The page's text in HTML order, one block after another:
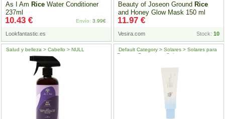
As I Am Rice Water Conditioner
237ml
Lookfantastic.es
10.43 € Envío: 3.99€
Beauty of Joseon Ground Rice
and Honey Glow Mask 150 ml
Vesira.com Stock: 10
11.97 €
Salud y belleza > Cabello > NULL
Default Category > Solares > Solares para
Rostro > Protectores Solares